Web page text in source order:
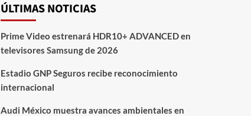
ÚLTIMAS NOTICIAS
Prime Video estrenará HDR10+ ADVANCED en
televisores Samsung de 2026
Estadio GNP Seguros recibe reconocimiento
internacional
Audi México muestra avances ambientales en